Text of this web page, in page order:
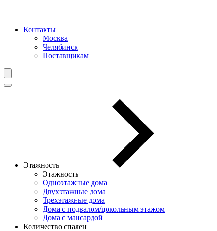
Контакты
Москва
Челябинск
Поставщикам
Этажность
Этажность
Одноэтажные дома
Двухэтажные дома
Трехэтажные дома
Дома с подвалом/цокольным этажом
Дома с мансардой
Количество спален